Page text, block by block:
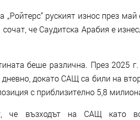
„Ройтерс“ руският износ през
че Саудитска Арабия е
беше различна. През 2025
докато САЩ са били на
с приблизително 5,8
че възходът на САЩ като